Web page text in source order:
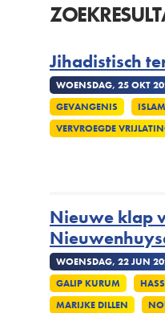
Jihadistisch
WOENSDAG, 25 OKT
GEVANGENIS
VERVROEGDE
Nieuwe klap
WOENSDAG, 22 JUN
GALIP KURUM
MARIJKE DILLEN